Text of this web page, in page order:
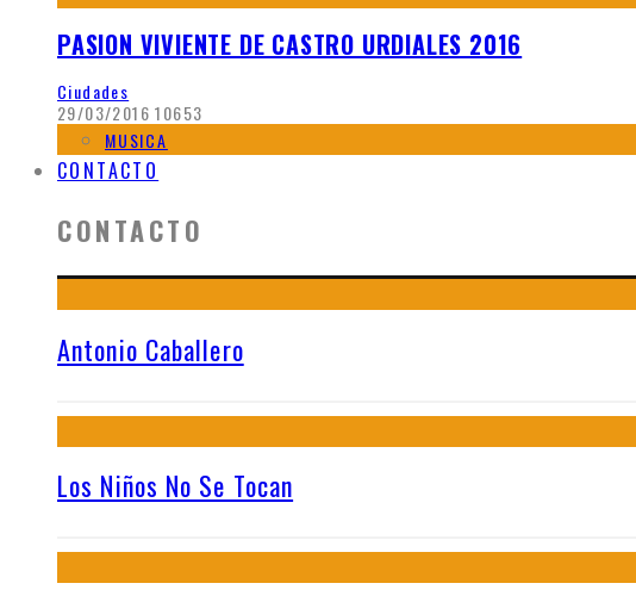
PASION VIVIENTE DE CASTRO URDIALES 2016
Ciudades
29/03/2016 10653
MUSICA
CONTACTO
CONTACTO
Antonio Caballero
Los Niños No Se Tocan